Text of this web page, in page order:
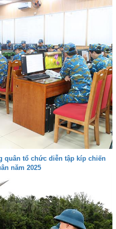
quân tổ chức diễn tập kíp chiến
năm 2025